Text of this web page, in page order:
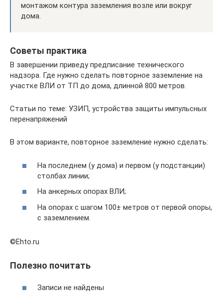
монтажом контура заземления возле или вокруг
дома.
Советы практика
В завершении приведу предписание технического
надзора. Где нужно сделать повторное заземление на
участке ВЛИ от ТП до дома, длинной 800 метров.
Статьи по теме: УЗИП, устройства защиты импульсных
перенапряжений
В этом варианте, повторное заземление нужно сделать:
На последнем (у дома) и первом (у подстанции)
столбах линии;
На анкерных опорах ВЛИ;
На опорах с шагом 100± метров от первой опоры,
с заземлением.
©Ehto.ru
Полезно почитать
Записи не найдены